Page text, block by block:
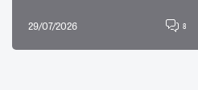
29/07/2026 8